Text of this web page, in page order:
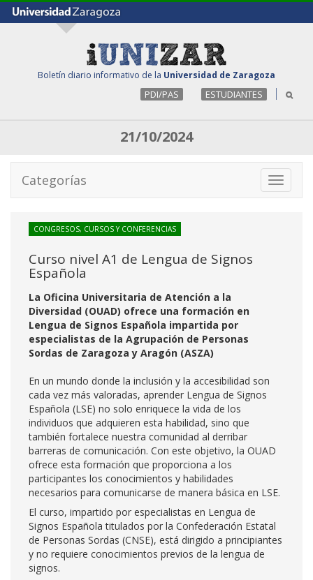
Boletín diario informativo de la Universidad de Zaragoza
PDI/PAS ESTUDIANTES
21/10/2024
Toggle
Categorías
CONGRESOS, CURSOS Y CONFERENCIAS
Curso nivel A1 de Lengua de Signos
Española
La Oficina Universitaria de Atención a la
Diversidad (OUAD) ofrece una formación en
Lengua de Signos Española impartida por
especialistas de la Agrupación de Personas
Sordas de Zaragoza y Aragón (ASZA)
En un mundo donde la inclusión y la accesibilidad son
cada vez más valoradas, aprender Lengua de Signos
Española (LSE) no solo enriquece la vida de los
individuos que adquieren esta habilidad, sino que
también fortalece nuestra comunidad al derribar
barreras de comunicación. Con este objetivo, la OUAD
ofrece esta formación que proporciona a los
participantes los conocimientos y habilidades
necesarios para comunicarse de manera básica en LSE.
El curso, impartido por especialistas en Lengua de
Signos Española titulados por la Confederación Estatal
de Personas Sordas (CNSE), está dirigido a principiantes
y no requiere conocimientos previos de la lengua de
signos.